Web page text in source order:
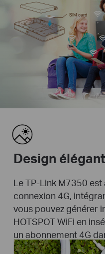
SIM card
Design élégant
Le TP-Link M7350
connexion 4G,
vous pouvez générer
HOTSPOT WiFi en
un abonnement 4G